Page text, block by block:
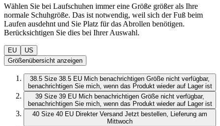
Wählen Sie bei Laufschuhen immer eine Größe größer als Ihre
normale Schuhgröße. Das ist notwendig, weil sich der Fuß beim
Laufen ausdehnt und Sie Platz für das Abrollen benötigen.
Berücksichtigen Sie dies bei Ihrer Auswahl.
EU
US
Größenübersicht anzeigen
38.5 Size 38.5 EU Mich benachrichtigen Größe nicht verfügbar,
benachrichtigen Sie mich, wenn das Produkt wieder auf Lager ist
39 Size 39 EU Mich benachrichtigen Größe nicht verfügbar,
benachrichtigen Sie mich, wenn das Produkt wieder auf Lager ist
40 Size 40 EU Direkter Versand Jetzt bestellen, Lieferung am
Mittwoch